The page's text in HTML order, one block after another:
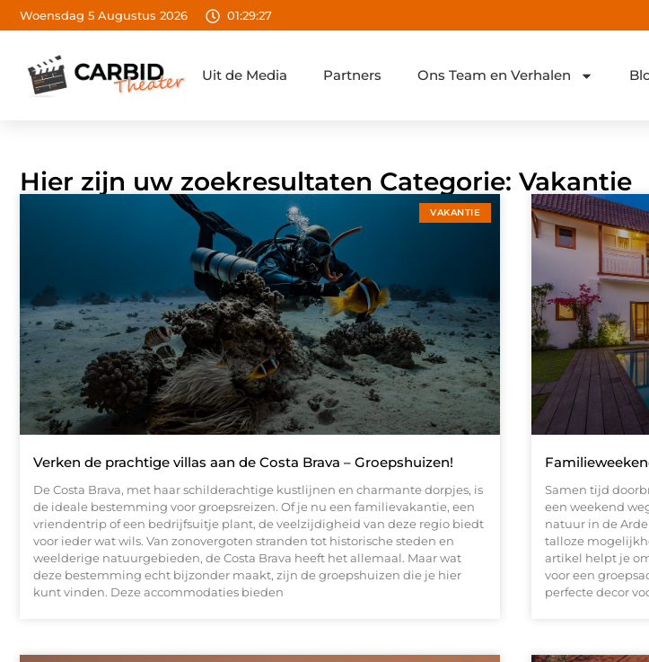
Woensdag 5 Augustus 2026 01:29:29
Uit de Media Partners Ons Team en Verhalen
Hier zijn uw zoekresultaten Categorie: Vakantie
VAKANTIE
Verken de prachtige villas aan de Costa Brava – Groepshuizen!
De Costa Brava, met haar schilderachtige kustlijnen en charmante dorpjes, is
de ideale bestemming voor groepsreizen. Of je nu een familievakantie, een
vriendentrip of een bedrijfsuitje plant, de veelzijdigheid van deze regio biedt
voor ieder wat wils. Van zonovergoten stranden tot historische steden en
weelderige natuurgebieden, de Costa Brava heeft het allemaal. Maar wat
deze bestemming echt bijzonder maakt, zijn de groepshuizen die je hier
kunt vinden. Deze accommodaties bieden
Samen tijd
een weekend
natuur in de
talloze
artikel helpt je
voor een
perfecte decor